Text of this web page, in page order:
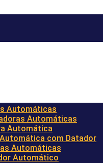
Automáticas
Automáticas
Automática
com Datador
Automáticas
Automático